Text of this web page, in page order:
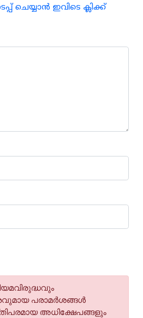
ചെയ്യാന്‍ ഇവിടെ ക്ലിക്ക്
പരാമര്‍ശങ്ങള്‍
അധിക്ഷേപങ്ങളും